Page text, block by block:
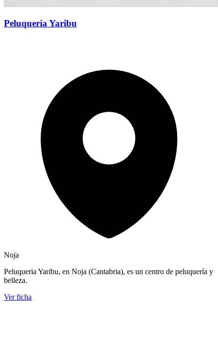
Peluqueria Yaribu
Noja
Peluqueria Yaribu, en Noja (Cantabria), es un centro de peluquería y
belleza.
Ver ficha